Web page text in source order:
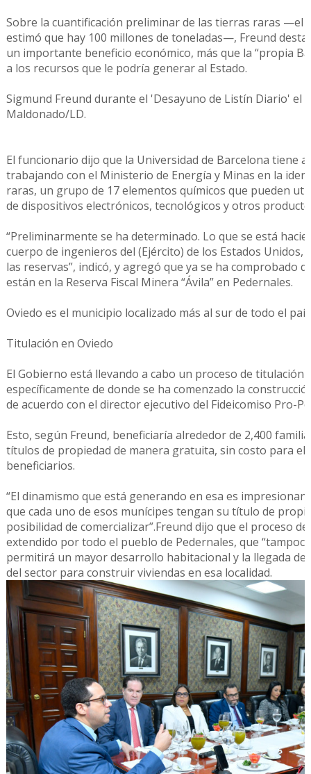
Sobre la cuantificación preliminar de las tierras raras —el
estimó que hay 100 millones de toneladas—, Freund
un importante beneficio económico, más que la “propia
a los recursos que le podría generar al Estado.
Sigmund Freund durante el 'Desayuno de Listín Diario' el
Maldonado/LD.
El funcionario dijo que la Universidad de Barcelona tiene
trabajando con el Ministerio de Energía y Minas en la
raras, un grupo de 17 elementos químicos que pueden
de dispositivos electrónicos, tecnológicos y otros
“Preliminarmente se ha determinado. Lo que se está
cuerpo de ingenieros del (Ejército) de los Estados Unidos,
las reservas”, indicó, y agregó que ya se ha comprobado
están en la Reserva Fiscal Minera “Ávila” en Pedernales.
Oviedo es el municipio localizado más al sur de todo el
Titulación en Oviedo
El Gobierno está llevando a cabo un proceso de titulación
específicamente de donde se ha comenzado la
de acuerdo con el director ejecutivo del Fideicomiso Pro-
Esto, según Freund, beneficiaría alrededor de 2,400
títulos de propiedad de manera gratuita, sin costo para el
beneficiarios.
“El dinamismo que está generando en esa es
que cada uno de esos munícipes tengan su título de
posibilidad de comercializar”.Freund dijo que el proceso
extendido por todo el pueblo de Pedernales, que
permitirá un mayor desarrollo habitacional y la llegada
del sector para construir viviendas en esa localidad.